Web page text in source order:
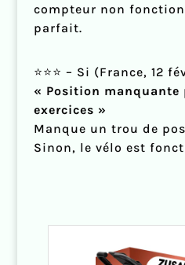
compteur non
parfait.
⭐⭐⭐ – Si (France, 12
« Position manquante
exercices »
Manque un trou de
Sinon, le vélo est